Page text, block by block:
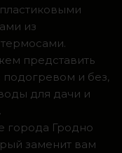
из
представить
подогревом и без,
для дачи и
города Гродно
заменит вам